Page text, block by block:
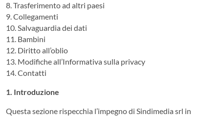
8. Trasferimento ad altri paesi
9. Collegamenti
10. Salvaguardia dei dati
11. Bambini
12. Diritto all’oblio
13. Modifiche all’Informativa sulla privacy
14. Contatti
1. Introduzione
Questa sezione rispecchia l’impegno di Sindimedia srl in